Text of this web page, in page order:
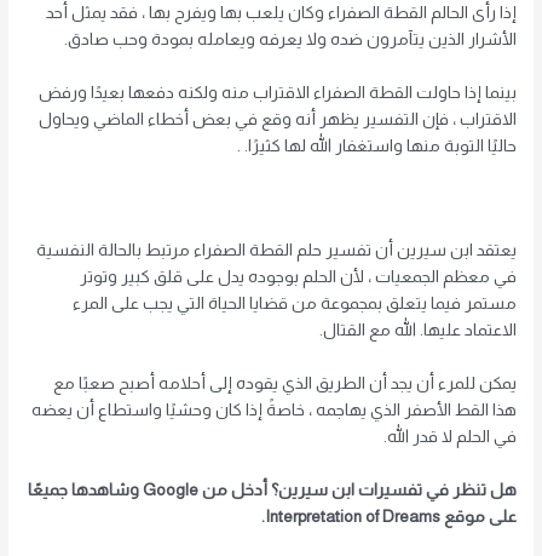
إذا رأى الحالم القطة الصفراء وكان يلعب بها ويفرح بها ، فقد يمثل أحد
الأشرار الذين يتآمرون ضده ولا يعرفه ويعامله بمودة وحب صادق.
بينما إذا حاولت القطة الصفراء الاقتراب منه ولكنه دفعها بعيدًا ورفض
الاقتراب ، فإن التفسير يظهر أنه وقع في بعض أخطاء الماضي ويحاول
حاليًا التوبة منها واستغفار الله لها كثيرًا. .
يعتقد ابن سيرين أن تفسير حلم القطة الصفراء مرتبط بالحالة النفسية
في معظم الجمعيات ، لأن الحلم بوجوده يدل على قلق كبير وتوتر
مستمر فيما يتعلق بمجموعة من قضايا الحياة التي يجب على المرء
الاعتماد عليها. الله مع القتال.
يمكن للمرء أن يجد أن الطريق الذي يقوده إلى أحلامه أصبح صعبًا مع
هذا القط الأصفر الذي يهاجمه ، خاصةً إذا كان وحشيًا واستطاع أن يعضه
في الحلم لا قدر الله.
هل تنظر في تفسيرات ابن سيرين؟ أدخل من Google وشاهدها جميعًا
على موقع Interpretation of Dreams.